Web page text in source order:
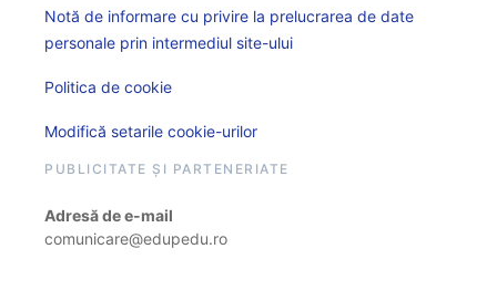
Notă de informare cu privire la prelucrarea de date
personale prin intermediul site-ului
Politica de cookie
Modifică setarile cookie-urilor
PUBLICITATE ȘI PARTENERIATE
Adresă de e-mail
comunicare@edupedu.ro